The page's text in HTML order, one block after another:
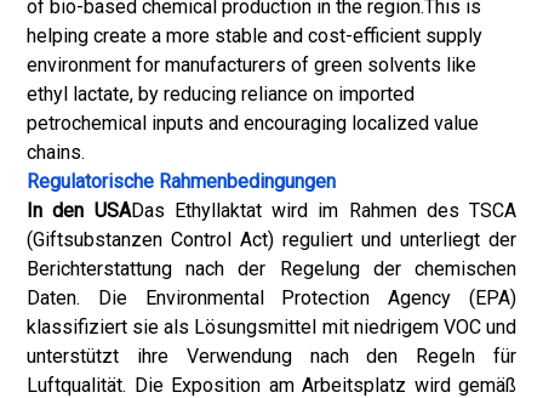
of bio-based chemical production in the region.This is
helping create a more stable and cost-efficient supply
environment for manufacturers of green solvents like
ethyl lactate, by reducing reliance on imported
petrochemical inputs and encouraging localized value
chains.
Regulatorische Rahmenbedingungen
In den USADas Ethyllaktat wird im Rahmen des TSCA
(Giftsubstanzen Control Act) reguliert und unterliegt der
Berichterstattung nach der Regelung der chemischen
Daten. Die Environmental Protection Agency (EPA)
klassifiziert sie als Lösungsmittel mit niedrigem VOC und
unterstützt ihre Verwendung nach den Regeln für
Luftqualität. Die Exposition am Arbeitsplatz wird gemäß